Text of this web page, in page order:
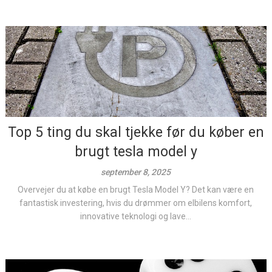
Top 5 ting du skal tjekke før du køber en
brugt tesla model y
september 8, 2025
Overvejer du at købe en brugt Tesla Model Y? Det kan være en
fantastisk investering, hvis du drømmer om elbilens komfort,
innovative teknologi og lave...